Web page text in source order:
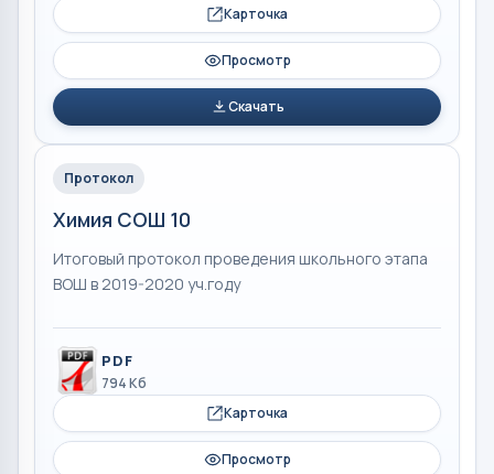
Карточка
Просмотр
Скачать
Протокол
Химия СОШ 10
Итоговый протокол проведения школьного этапа
ВОШ в 2019-2020 уч.году
PDF
794 Кб
Карточка
Просмотр